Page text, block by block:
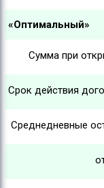
«Оптимальный»
Сумма при
Срок действия
Среднедневные